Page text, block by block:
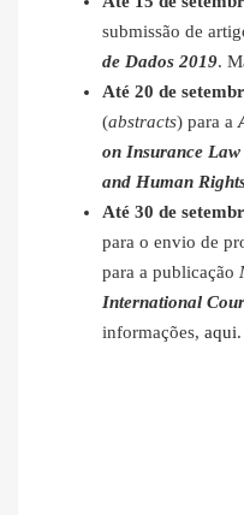
submissão de
de Dados 2019.
Até 20 de
(abstracts) para a
on Insurance
and Human
Até 30 de
para o envio de
para a publicação
International
informações, aqui.